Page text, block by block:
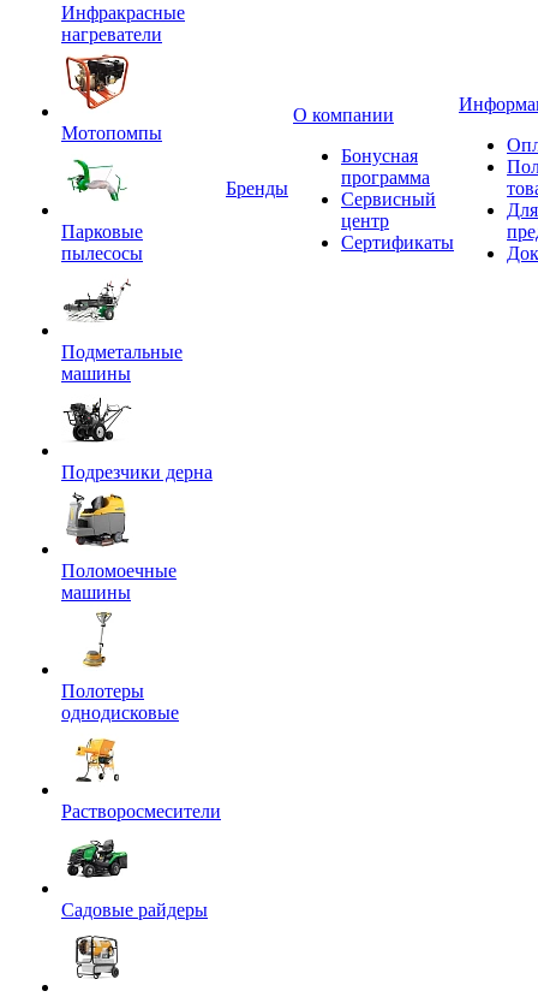
Инфракрасные
нагреватели
Мотопомпы
Парковые
пылесосы
Подметальные
машины
Подрезчики дерна
Поломоечные
машины
Полотеры
однодисковые
Растворосмесители
Садовые райдеры
Бренды
О компании
Бонусная
программа
Сервисный
центр
Сертификаты
Для